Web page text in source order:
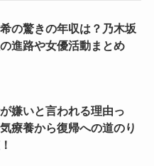
の驚きの年収は？乃木坂
進路や女優活動まとめ
嫌いと言われる理由っ
療養から復帰への道のり